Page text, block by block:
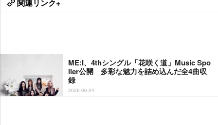
関連リンク+
ME:I、4thシングル「花咲く道」Music Spo
iler公開 多彩な魅力を詰め込んだ全4曲収
録
2026-06-24